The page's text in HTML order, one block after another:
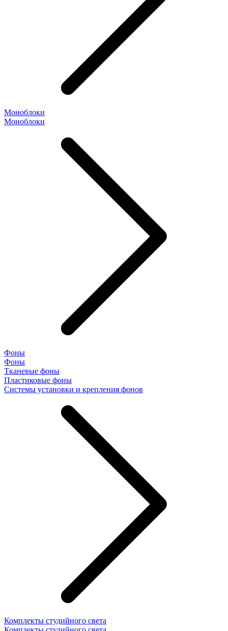
Моноблоки
Моноблоки
Фоны
Фоны
Тканевые фоны
Пластиковые фоны
Системы установки и крепления фонов
Комплекты студийного света